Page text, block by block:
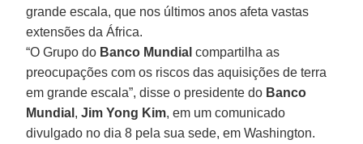
grande escala, que nos últimos anos afeta vastas
extensões da África.
“O Grupo do Banco Mundialcompartilha as
preocupações com os riscos das aquisições de terra
em grande escala”, disse o presidente do Banco
Mundial ,Jim Yong Kim, em um comunicado
divulgado no dia 8 pela sua sede, em Washington.